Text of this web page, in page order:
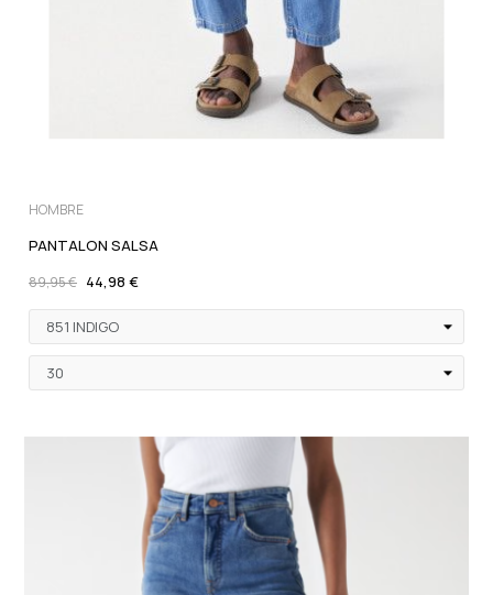
HOMBRE
PANTALON SALSA
89,95 € 44,98 €